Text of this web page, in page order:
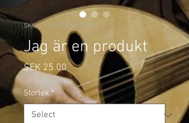
SKU: 217537123517253
Jag är en produkt
SEK 25.00Price
Storlek *